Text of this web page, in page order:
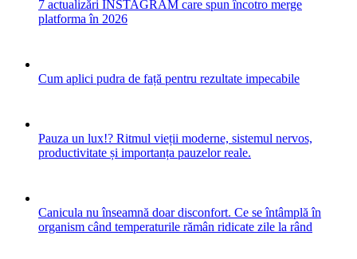
7 actualizări INSTAGRAM care spun încotro merge
platforma în 2026
Cum aplici pudra de față pentru rezultate impecabile
Pauza un lux!? Ritmul vieții moderne, sistemul nervos,
productivitate și importanța pauzelor reale.
Canicula nu înseamnă doar disconfort. Ce se întâmplă în
organism când temperaturile rămân ridicate zile la rând